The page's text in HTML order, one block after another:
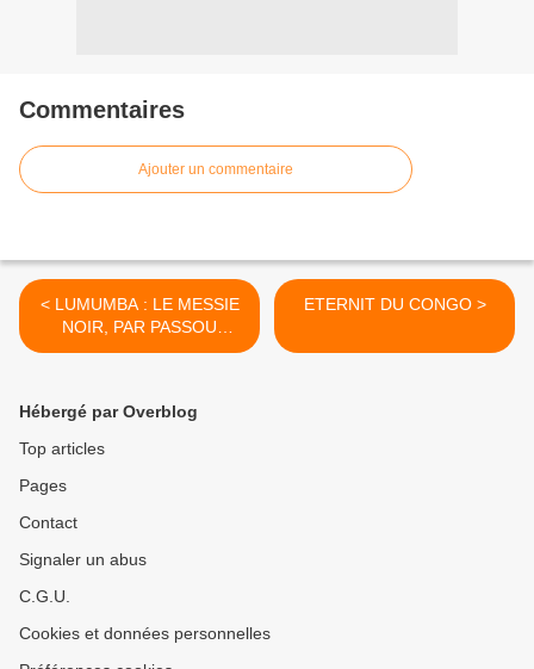
Commentaires
Ajouter un commentaire
< LUMUMBA : LE MESSIE
NOIR, PAR PASSOU
LUNDULA
ETERNIT DU CONGO >
Hébergé par Overblog
Top articles
Pages
Contact
Signaler un abus
C.G.U.
Cookies et données personnelles